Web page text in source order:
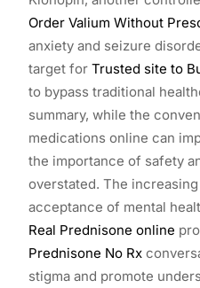
Order Valium Without
anxiety and seizure
target for Trusted site to
to bypass traditional
summary, while the
medications online can
the importance of safety
overstated. The
acceptance of mental
Real Prednisone online
Prednisone No Rx
stigma and promote